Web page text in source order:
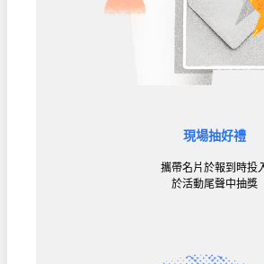
現場抽好禮
攜帶名片於報到時投
於活動尾聲中抽獎